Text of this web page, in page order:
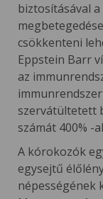
biztosításával
csökkenteni
Eppstein Barr
az
szervátültetett
számát 400% -
A kórokozók
egysejtű
népességének